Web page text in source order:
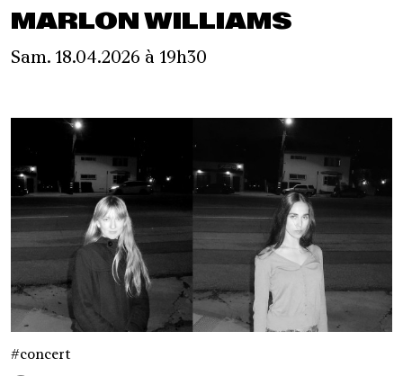
MARLON WILLIAMS
Sam. 18.04.2026 à 19h30
concert